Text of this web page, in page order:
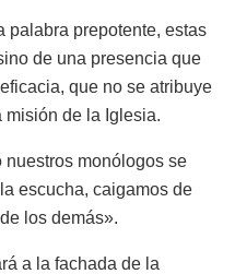
palabra prepotente, estas
de una presencia que
que no se atribuye
de la Iglesia.
monólogos se
escucha, caigamos de
los demás».
a la fachada de la